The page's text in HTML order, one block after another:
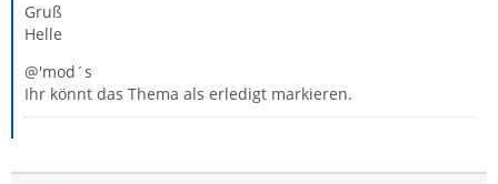
Gruß
Helle
@'mod´s
Ihr könnt das Thema als erledigt markieren.